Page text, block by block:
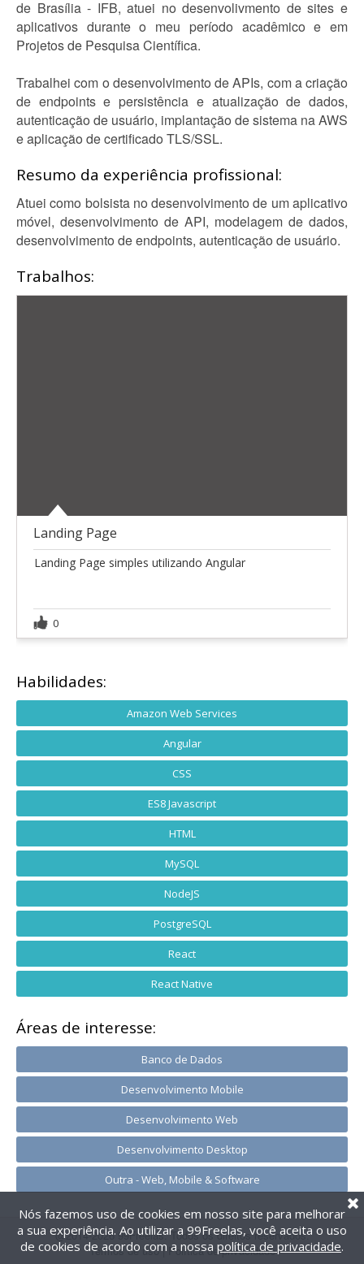
de Brasília - IFB, atuei no desenvolivmento de sites e
aplicativos durante o meu período acadêmico e em
Projetos de Pesquisa Científica.
Trabalhei com o desenvolvimento de APIs, com a criação
de endpoints e persistência e atualização de dados,
autenticação de usuário, implantação de sistema na AWS
e aplicação de certificado TLS/SSL.
Resumo da experiência profissional:
Atuei como bolsista no desenvolvimento de um aplicativo
móvel, desenvolvimento de API, modelagem de dados,
desenvolvimento de endpoints, autenticação de usuário.
Trabalhos:
Landing Page
Landing Page simples utilizando Angular
0
Habilidades:
Amazon Web Services
Angular
CSS
ES8 Javascript
HTML
MySQL
NodeJS
PostgreSQL
React
React Native
Áreas de interesse:
Banco de Dados
Desenvolvimento Mobile
Desenvolvimento Web
Desenvolvimento Desktop
Outra - Web, Mobile & Software
@2014-2026 99Freelas. Todos os direitos reservados.
Termos de uso| Política de privacidade
Nós fazemos uso de cookies em nosso site para melhorar
a sua experiência. Ao utilizar a 99Freelas, você aceita o uso
de cookies de acordo com a nossa política de privacidade.